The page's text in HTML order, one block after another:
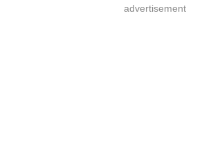
advertisement